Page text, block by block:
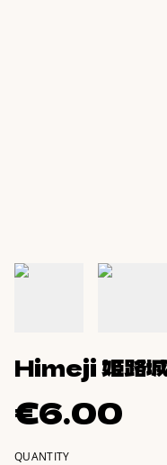
Himeji 姫路
€6.00
QUANTITY